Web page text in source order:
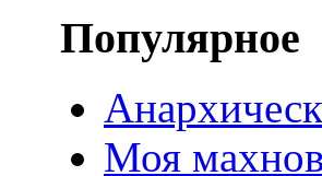
Популярное
Моя